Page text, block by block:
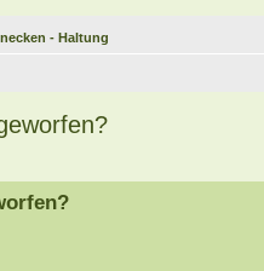
- Haltung